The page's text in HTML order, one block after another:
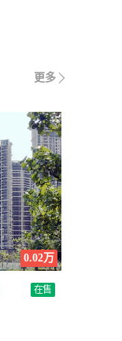
更多
0.02万
在售